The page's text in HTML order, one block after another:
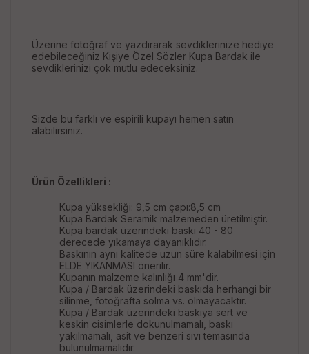
Üzerine fotoğraf ve yazdırarak sevdiklerinize hediye
edebileceğiniz Kişiye Özel Sözler Kupa Bardak ile
sevdiklerinizi çok mutlu edeceksiniz.
Sizde bu farklı ve espirili kupayı hemen satın
alabilirsiniz.
Ürün Özellikleri :
Kupa yüksekliği: 9,5 cm çapı:8,5 cm
Kupa Bardak Seramik malzemeden üretilmiştir.
Kupa bardak üzerindeki baskı 40 - 80
derecede yıkamaya dayanıklıdır.
Baskının aynı kalitede uzun süre kalabilmesi için
ELDE YIKANMASI önerilir.
Kupanın malzeme kalınlığı 4 mm'dir.
Kupa / Bardak üzerindeki baskıda herhangi bir
silinme, fotoğrafta solma vs. olmayacaktır.
Kupa / Bardak üzerindeki baskıya sert ve
keskin cisimlerle dokunulmamalı, baskı
yakılmamalı, asit ve benzeri sıvı temasında
bulunulmamalıdır.